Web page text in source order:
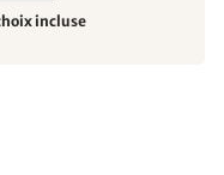
incluse